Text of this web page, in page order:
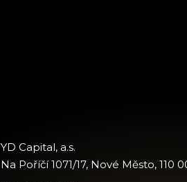
YD Capital, a.s.
Na Poříčí 1071/17, Nové Město, 110